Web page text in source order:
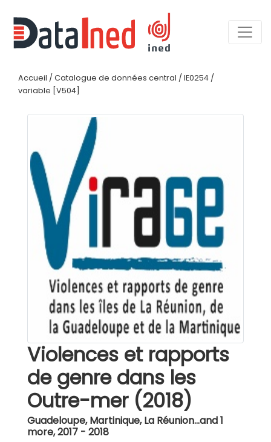
Accueil / Catalogue de données central / IE0254 /
variable [V504]
Violences et rapports
de genre dans les
Outre-mer (2018)
Guadeloupe, Martinique, La Réunion...and 1
more,2017 - 2018